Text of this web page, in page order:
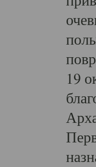
19